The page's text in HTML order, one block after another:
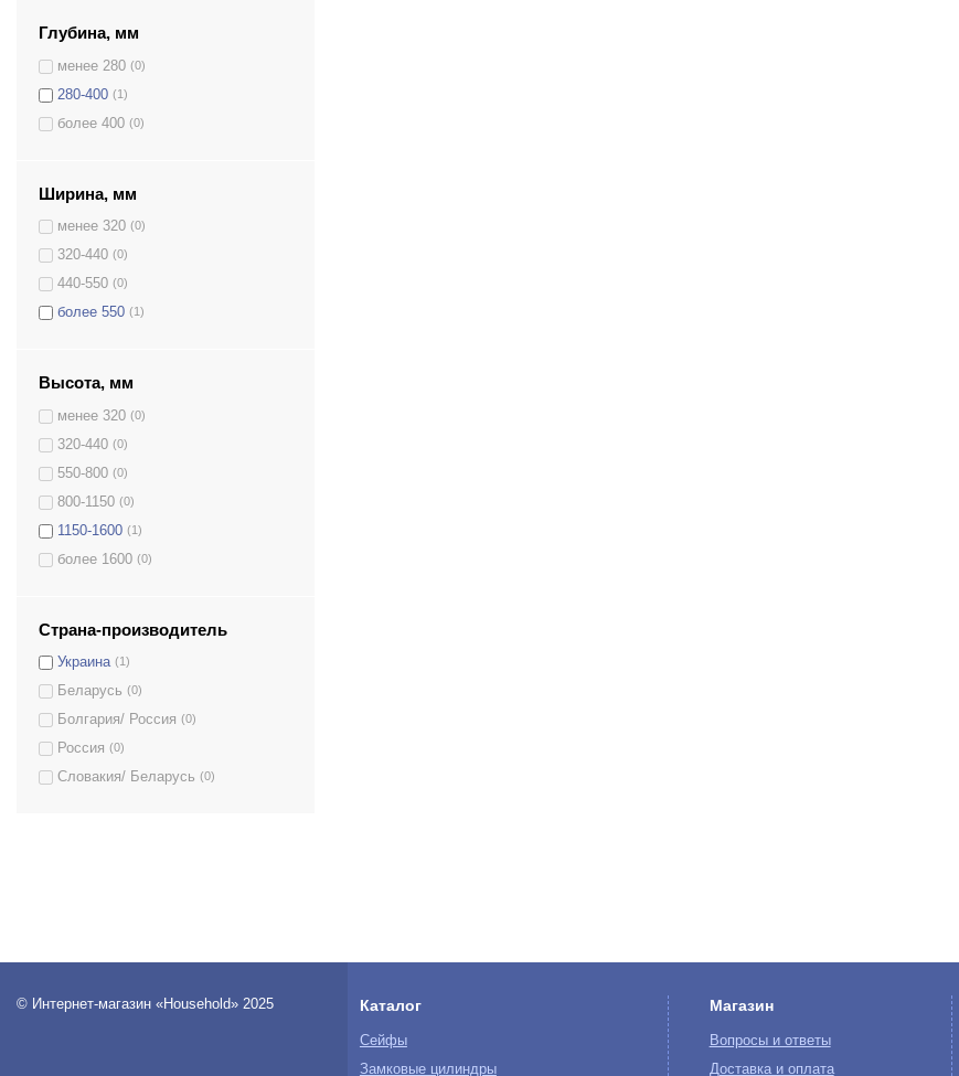
Глубина, мм
менее 280 (0)
280-400 (1)
более 400 (0)
Ширина, мм
менее 320 (0)
320-440 (0)
440-550 (0)
более 550 (1)
Высота, мм
менее 320 (0)
320-440 (0)
550-800 (0)
800-1150 (0)
1150-1600 (1)
более 1600 (0)
Страна-производитель
Украина (1)
Беларусь (0)
Болгария/ Россия (0)
Россия (0)
Словакия/ Беларусь (0)
© Интернет-магазин «Household» 2025 Каталог
Сейфы
Замковые цилиндры
Магазин
Вопросы и ответы
Доставка и оплата